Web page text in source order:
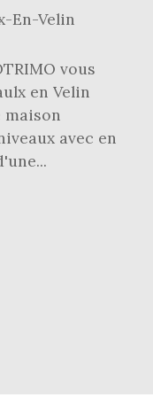
En-Velin
vous
en Velin
maison
avec en